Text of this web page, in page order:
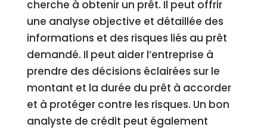
cherche à obtenir un prêt. Il peut offrir
une analyse objective et détaillée des
informations et des risques liés au prêt
demandé. Il peut aider l’entreprise à
prendre des décisions éclairées sur le
montant et la durée du prêt à accorder
et à protéger contre les risques. Un bon
analyste de crédit peut également